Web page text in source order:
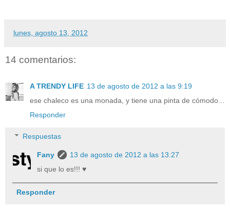
lunes, agosto 13, 2012
14 comentarios:
A TRENDY LIFE 13 de agosto de 2012 a las 9:19
ese chaleco es una monada, y tiene una pinta de cómodo...
Responder
Respuestas
Fany
13 de agosto de 2012 a las 13:27
si que lo es!!! ♥
Responder